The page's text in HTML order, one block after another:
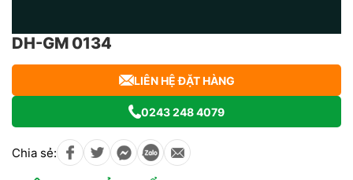
DH-GM 0134
LIÊN HỆ ĐẶT HÀNG
0243 248 4079
Chia sẻ: